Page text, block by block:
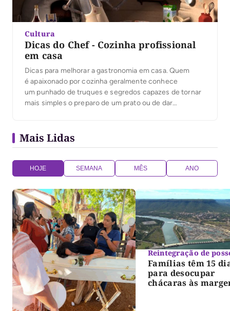
Cultura
Dicas do Chef - Cozinha profissional
em casa
Dicas para melhorar a gastronomia em casa. Quem
é apaixonado por cozinha geralmente conhece
um punhado de truques e segredos capazes de tornar
mais simples o preparo de um prato ou de dar
verdadeiros mestres, cheios de cartas na manga
e donos de verdadeiros arsenais de truques. A
conferida na […]
Mais Lidas
HOJE SEMANA MÊS ANO
Reintegração de
Famílias têm 15
para desocupar
chácaras às